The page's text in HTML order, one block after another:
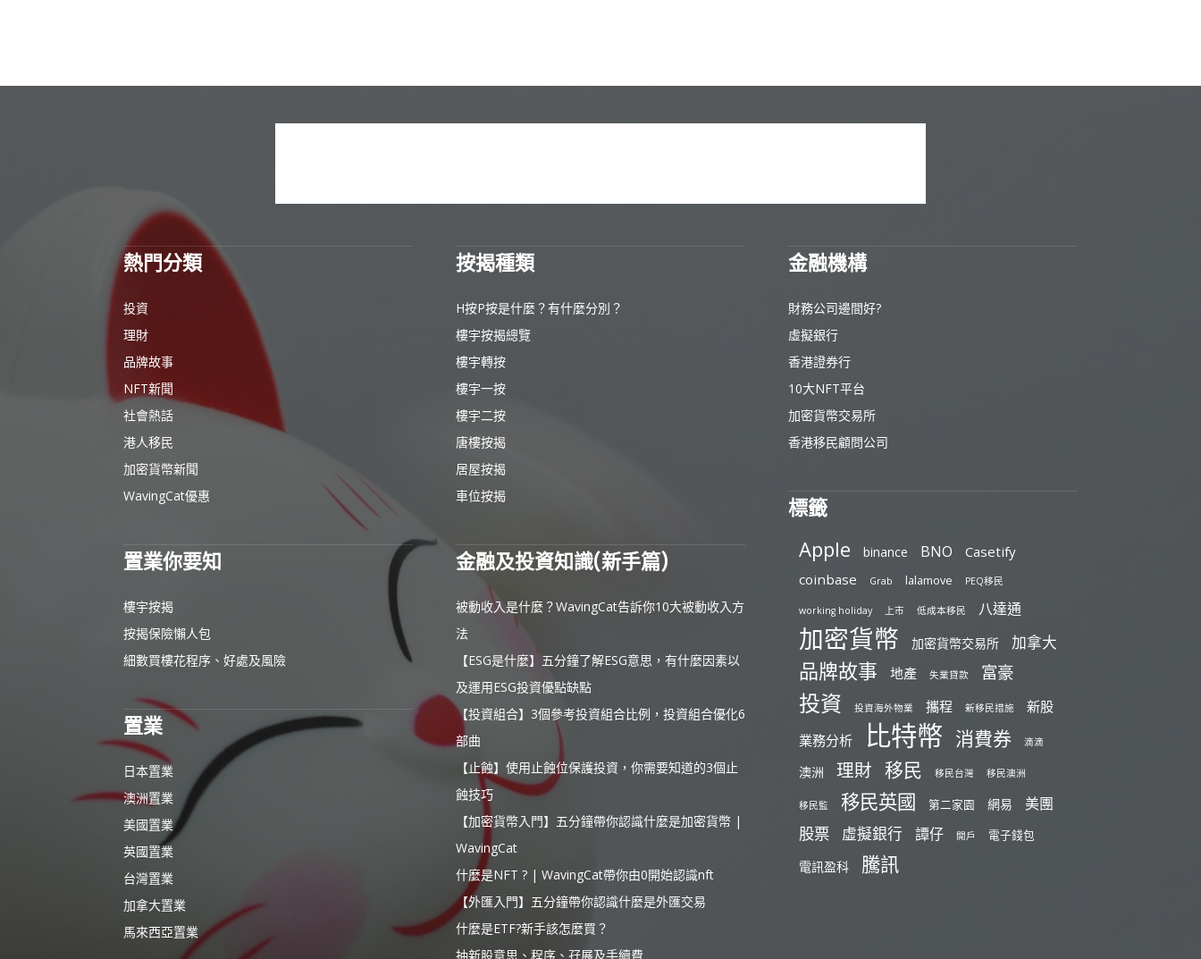
熱門分類
投資
理財
品牌故事
NFT新聞
社會熱話
港人移民
加密貨幣新聞
WavingCat優惠
置業你要知
樓宇按揭
按揭保險懶人包
細數買樓花程序、好處及風險
置業
日本置業
澳洲置業
美國置業
英國置業
台灣置業
加拿大置業
馬來西亞置業
按揭種類
H按P按是什麼？有什麼分別？
樓宇按揭總覽
樓宇轉按
樓宇一按
樓宇二按
唐樓按揭
居屋按揭
車位按揭
金融及投資知識(新手篇)
被動收入是什麼？WavingCat告訴你10大被動收入方
法
【ESG是什麼】五分鐘了解ESG意思，有什麼因素以
及運用ESG投資優點缺點
【投資組合】3個參考投資組合比例，投資組合優化6
部曲
【止蝕】使用止蝕位保護投資，你需要知道的3個止
蝕技巧
【加密貨幣入門】五分鐘帶你認識什麼是加密貨幣 |
WavingCat
什麼是NFT ? | WavingCat帶你由0開始認識nft
【外匯入門】五分鐘帶你認識什麼是外匯交易
什麼是ETF?新手該怎麼買？
抽新股意思、程序、孖展及手續費
金融機構
財務公司邊間好?
虛擬銀行
香港證券行
10大NFT平台
加密貨幣交易所
香港移民顧問公司
標籤
Apple binance BNO
Casetify
coinbase
Grab lalamove PEQ移民
working holiday 上市 低成本移民 八達通
加密貨幣 加密貨幣交易所 加拿大
品牌故事 地產 失業貸款 富豪
投資 投資海外物業 攜程 新移民措施
新股
業務分析
比特幣 消費券 滴滴
澳洲 理財 移民 移民台灣 移民澳洲
移民監 移民英國 第二家園 網易 美團
股票 虛擬銀行 譚仔 開戶 電子錢包
電訊盈科 騰訊